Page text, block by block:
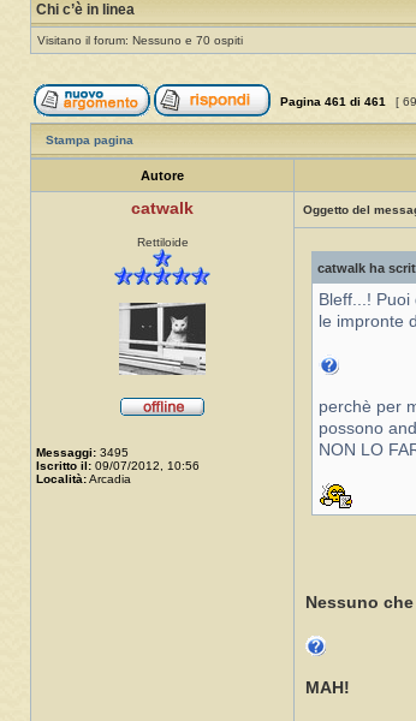
Chi c’è in linea
Visitano il forum: Nessuno e 70 ospiti
Pagina 461 di 461 [
Stampa pagina
Autore
catwalk
Rettiloide
Messaggi: 3495
Iscritto il: 09/07/2012, 10:56
Località:Arcadia
Oggetto del
catwalk ha
Bleff...!
le impronte
perchè per
possono
NON LO
Nessuno
MAH!